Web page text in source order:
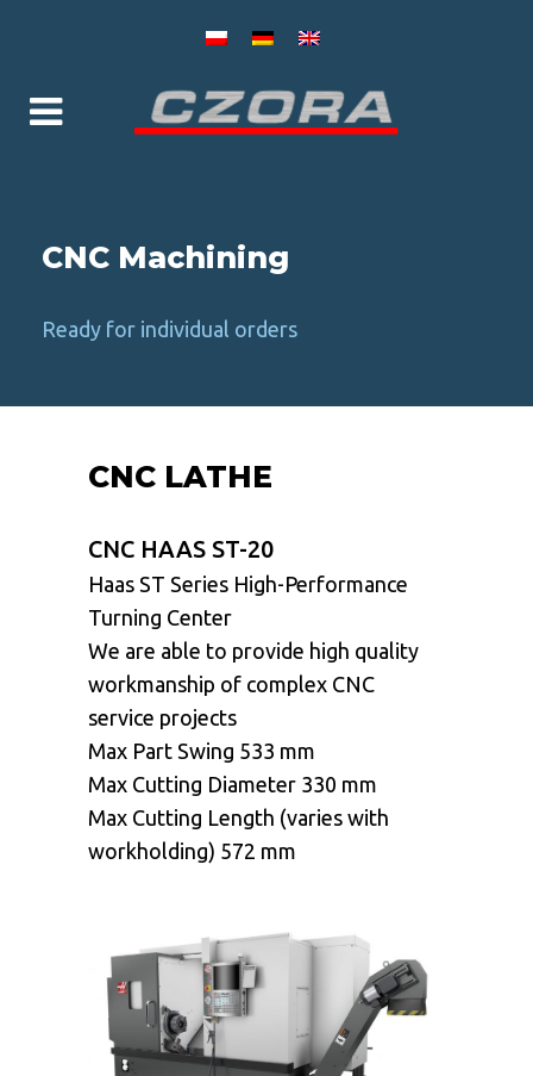
CNC Machining
Ready for individual orders
CNC LATHE
CNC HAAS ST-20
Haas ST Series High-Performance
Turning Center
We are able to provide high quality
workmanship of complex CNC
service projects
Max Part Swing 533 mm
Max Cutting Diameter 330 mm
Max Cutting Length (varies with
workholding) 572 mm